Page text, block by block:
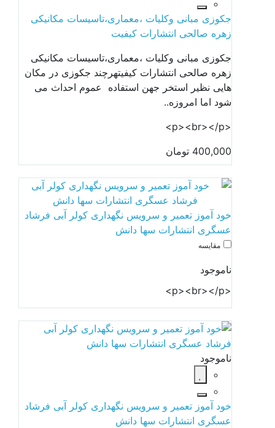
جکوزی مبانی وکلیات ،معماری،تاسیسات مکانیکی
زهره صالحی انتشارات کیفیت
جکوزی مبانی وکلیات ،معماری،تاسیسات مکانیکی
زهره صالحی انتشارات کیفیتهرچند جکوزی در مکان
هایی نظیر استخر جهن استفاده عموم احداث می
شود اما امروزه..
400,000 تومان
خود آموز تعمیر و سرویس نگهداری کولر آبی فرشاد
عسگری انتشارات سها دانش
مقایسه
ناموجود
ناموجود
خود آموز تعمیر و سرویس نگهداری کولر آبی فرشاد
عسگری انتشارات سها دانش